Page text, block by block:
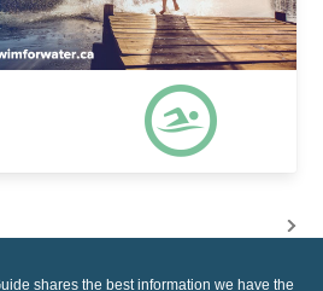
shares the best information we have the